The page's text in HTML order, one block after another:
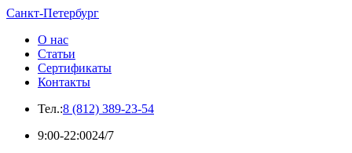
Санкт-Петербург
О нас
Статьи
Сертификаты
Контакты
Тел.:8 (812) 389-23-54
9:00-22:0024/7